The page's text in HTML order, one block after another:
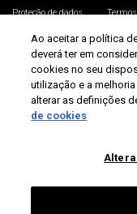
Proteção de dados
Universidade de Aveiro 2026
Ao aceitar a política
deverá ter em
cookies no seu
utilização e a
alterar as definições
de cookies